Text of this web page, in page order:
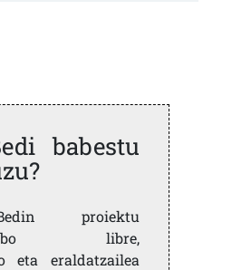
babestu
proiektu
libre,
eta eraldatzailea